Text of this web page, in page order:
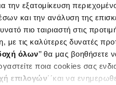
την εξατομίκευση
και την ανάλυση της
πιο ταιριαστή στις
με τις καλύτερες δυνατές
όλων’’ θα μας
ποια cookies σας
επιλογών΄΄και να